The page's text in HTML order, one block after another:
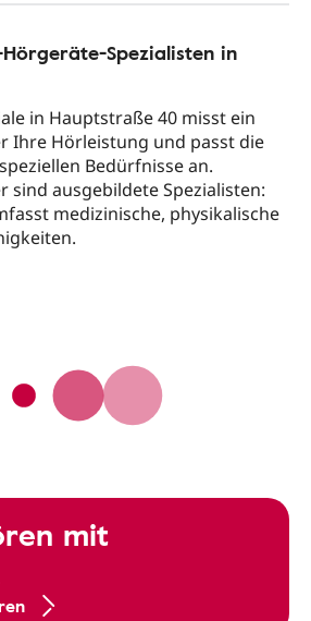
Spezialisten in
in Hauptstraße 40 misst ein
Ihre Hörleistung und passt die
Bedürfnisse an.
sind ausgebildete Spezialisten:
medizinische, physikalische
mit